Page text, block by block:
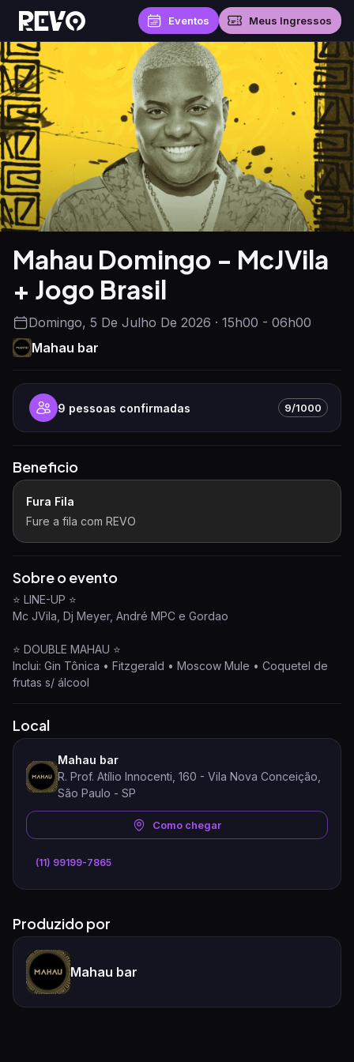
Eventos Meus Ingressos
Mahau Domingo - McJVila
+ Jogo Brasil
Domingo, 5 De Julho De 2026 · 15h00 - 06h00
Mahau bar
9 pessoas confirmadas 9/1000
Beneficio
Fura Fila
Fure a fila com REVO
Sobre o evento
⭐️ LINE-UP ⭐️
Mc JVila, Dj Meyer, André MPC e Gordao
⭐️ DOUBLE MAHAU ⭐️
Inclui: Gin Tônica • Fitzgerald • Moscow Mule • Coquetel de
frutas s/ álcool
Local
Mahau bar
R. Prof. Atílio Innocenti, 160 - Vila Nova Conceição,
São Paulo - SP
Como chegar
(11) 99199-7865
Produzido por
Mahau bar